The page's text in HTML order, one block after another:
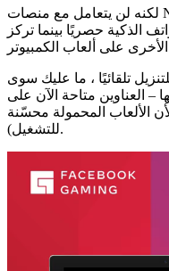
لكنه لن يتعامل مع منصات Nvidia و Microsoft و Google. تركز
الذكية حصريًا بينما تركز
تلقائيًا ، ما عليك سوى
الألعاب المحمولة محسّنة
للتشغيل).